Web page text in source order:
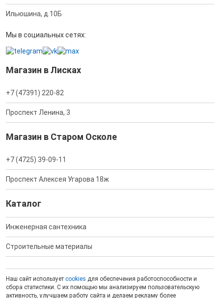
Ильюшина, д.10Б
Мы в социальных сетях:
Магазин в Лисках
+7 (47391) 220-82
Проспект Ленина, 3
Магазин в Старом Осколе
+7 (4725) 39-09-11
Проспект Алексея Угарова 18ж
Каталог
Инженерная сантехника
Строительные материалы
Наш сайт использует cookies для обеспечения работоспособности и
сбора статистики. С их помощью мы анализируем пользовательскую
активность, улучшаем работу сайта и делаем рекламу более